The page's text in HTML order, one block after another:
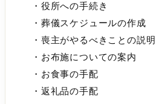
・役所への手続き
・葬儀スケジュールの作成
・喪主がやるべきことの説明
・お布施についての案内
・お食事の手配
・返礼品の手配